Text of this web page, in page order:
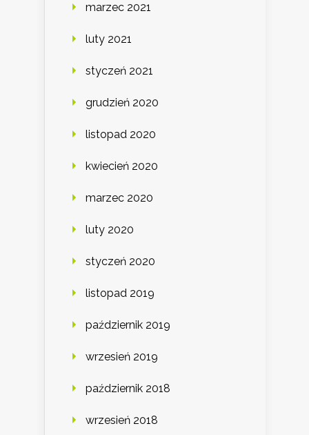
marzec 2021
luty 2021
styczeń 2021
grudzień 2020
listopad 2020
kwiecień 2020
marzec 2020
luty 2020
styczeń 2020
listopad 2019
październik 2019
wrzesień 2019
październik 2018
wrzesień 2018